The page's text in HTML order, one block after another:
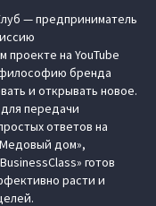
— предприниматель
проекте на YouTube
бренда
и открывать новое.
передачи
ответов на
дом»,
готов
расти и